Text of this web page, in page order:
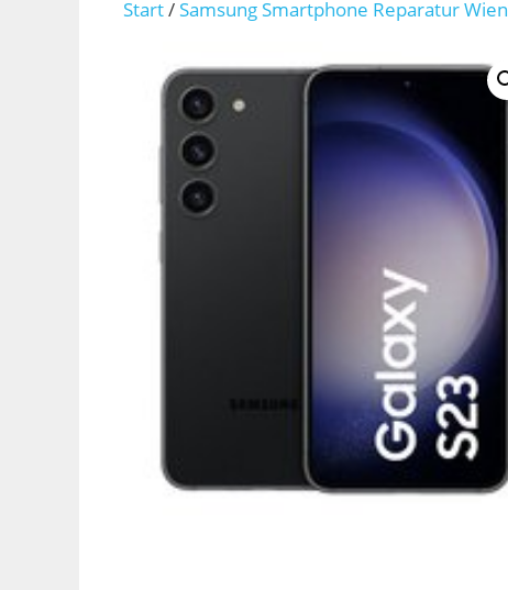
Start/Samsung Smartphone Reparatur Wien